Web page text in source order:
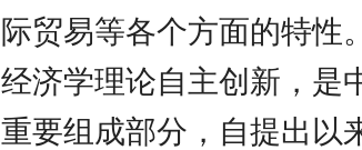
际贸易等各个方面的特性
经济学理论自主创新，是
重要组成部分，自提出以